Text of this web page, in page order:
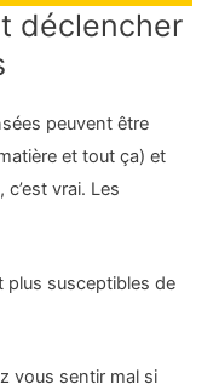
déclencher
peuvent être
et tout ça) et
vrai. Les
susceptibles de
vous sentir mal si